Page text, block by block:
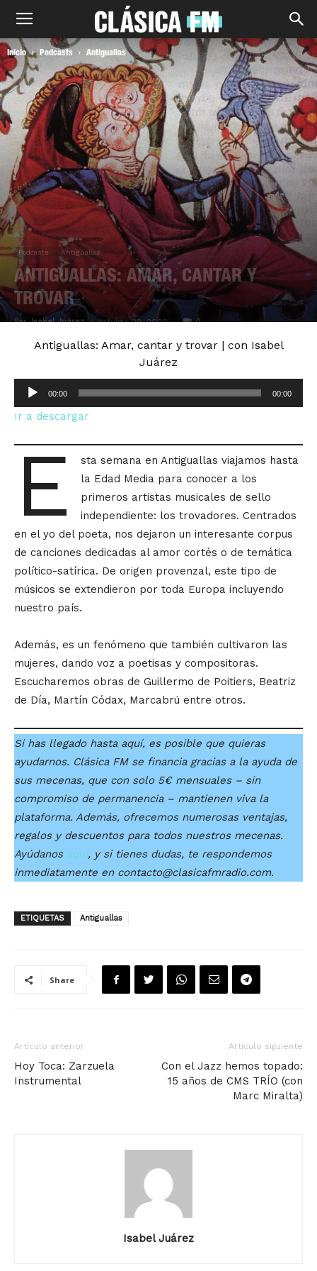
Inicio Podcasts Antiguallas
Podcasts Antiguallas
ANTIGUALLAS: AMAR, CANTAR Y
TROVAR
Por Isabel Juárez - octubre 28, 2020 0
Antiguallas: Amar, cantar y trovar | con Isabel
Juárez
Reproductor
de
audio
00:00 00:00
Ir a descargar
E
sta semana en Antiguallas viajamos hasta
la Edad Media para conocer a los
primeros artistas musicales de sello
independiente: los trovadores. Centrados
en el yo del poeta, nos dejaron un interesante corpus
de canciones dedicadas al amor cortés o de temática
político-satírica. De origen provenzal, este tipo de
músicos se extendieron por toda Europa incluyendo
nuestro país.
Además, es un fenómeno que también cultivaron las
mujeres, dando voz a poetisas y compositoras.
Escucharemos obras de Guillermo de Poitiers, Beatriz
de Día, Martín Códax, Marcabrú entre otros.
Si has llegado hasta aquí, es posible que quieras
ayudarnos. Clásica FM se financia gracias a la ayuda de
sus mecenas, que con solo 5€ mensuales – sin
compromiso de permanencia – mantienen viva la
plataforma. Además, ofrecemos numerosas ventajas,
regalos y descuentos para todos nuestros mecenas.
Ayúdanos aquí, y si tienes dudas, te respondemos
inmediatamente en contacto@clasicafmradio.com.
ETIQUETAS Antiguallas
Share
Artículo anterior
Hoy Toca: Zarzuela
Instrumental
Artículo siguiente
Con el Jazz hemos topado:
15 años de CMS TRÍO (con
Marc Miralta)
Isabel Juárez